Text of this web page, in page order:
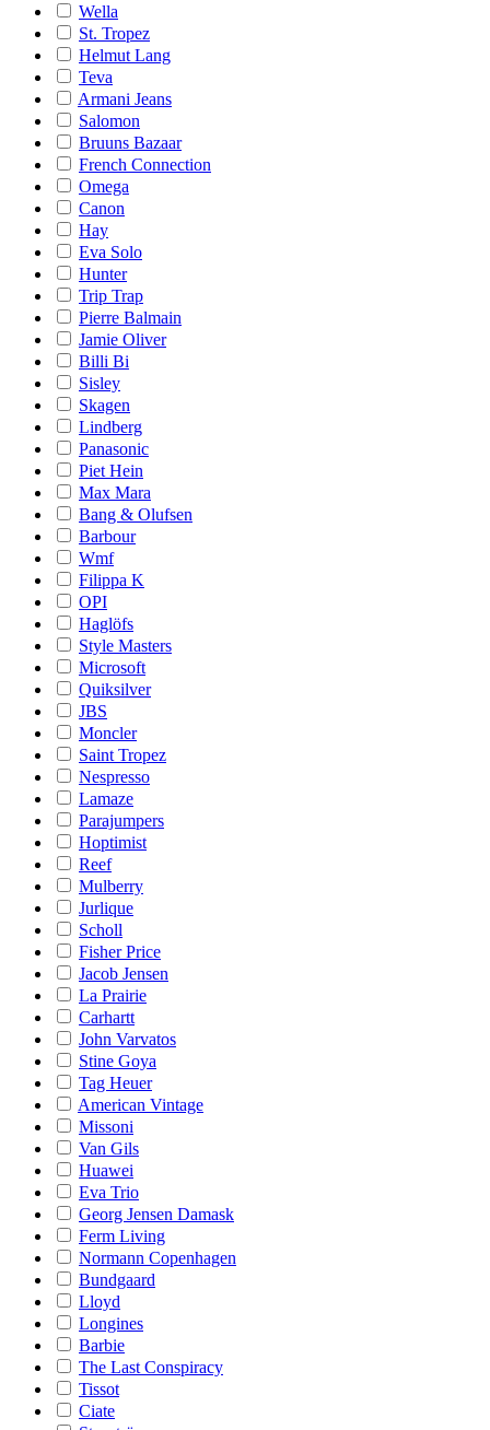
Wella
St. Tropez
Helmut Lang
Teva
Armani Jeans
Salomon
Bruuns Bazaar
French Connection
Omega
Canon
Hay
Eva Solo
Hunter
Trip Trap
Pierre Balmain
Jamie Oliver
Billi Bi
Sisley
Skagen
Lindberg
Panasonic
Piet Hein
Max Mara
Bang & Olufsen
Barbour
Wmf
Filippa K
OPI
Haglöfs
Style Masters
Microsoft
Quiksilver
JBS
Moncler
Saint Tropez
Nespresso
Lamaze
Parajumpers
Hoptimist
Reef
Mulberry
Jurlique
Scholl
Fisher Price
Jacob Jensen
La Prairie
Carhartt
John Varvatos
Stine Goya
Tag Heuer
American Vintage
Missoni
Van Gils
Huawei
Eva Trio
Georg Jensen Damask
Ferm Living
Normann Copenhagen
Bundgaard
Lloyd
Longines
Barbie
The Last Conspiracy
Tissot
Ciate